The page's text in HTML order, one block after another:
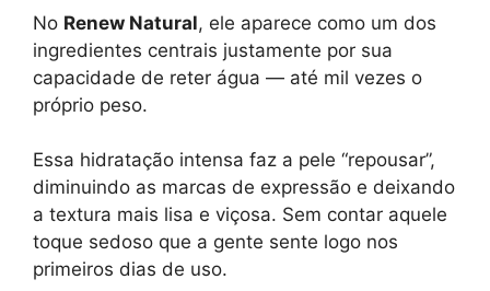
No Renew Natural, ele aparece como um dos
ingredientes centrais justamente por sua
capacidade de reter água — até mil vezes o
próprio peso.
Essa hidratação intensa faz a pele “repousar”,
diminuindo as marcas de expressão e deixando
a textura mais lisa e viçosa. Sem contar aquele
toque sedoso que a gente sente logo nos
primeiros dias de uso.